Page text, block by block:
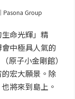
Pasona Group
命光輝」精
中極具人氣的
原子小金剛館）
宏大願景。除
將來到島上。